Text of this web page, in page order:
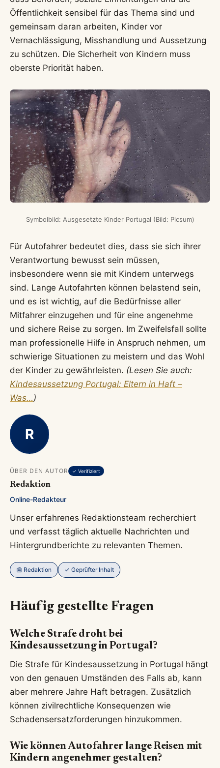
Öffentlichkeit sensibel für das Thema sind und
gemeinsam daran arbeiten, Kinder vor
Vernachlässigung, Misshandlung und Aussetzung
zu schützen. Die Sicherheit von Kindern muss
oberste Priorität haben.
Symbolbild: Ausgesetzte Kinder Portugal (Bild: Picsum)
Für Autofahrer bedeutet dies, dass sie sich ihrer
Verantwortung bewusst sein müssen,
insbesondere wenn sie mit Kindern unterwegs
sind. Lange Autofahrten können belastend sein,
und es ist wichtig, auf die Bedürfnisse aller
Mitfahrer einzugehen und für eine angenehme
und sichere Reise zu sorgen. Im Zweifelsfall sollte
man professionelle Hilfe in Anspruch nehmen, um
schwierige Situationen zu meistern und das Wohl
der Kinder zu gewährleisten. (Lesen Sie auch:
Kindesaussetzung Portugal: Eltern in Haft –
Was…)
R
ÜBER DEN AUTOR ✓ Verifiziert
Redaktion
Online-Redakteur
Unser erfahrenes Redaktionsteam recherchiert
und verfasst täglich aktuelle Nachrichten und
Hintergrundberichte zu relevanten Themen.
📰 Redaktion ✓ Geprüfter Inhalt
Häufig gestellte Fragen
Welche Strafe droht bei
Kindesaussetzung in Portugal?
Die Strafe für Kindesaussetzung in Portugal hängt
von den genauen Umständen des Falls ab, kann
aber mehrere Jahre Haft betragen. Zusätzlich
können zivilrechtliche Konsequenzen wie
Schadensersatzforderungen hinzukommen.
Wie können Autofahrer lange Reisen mit
Kindern angenehmer gestalten?